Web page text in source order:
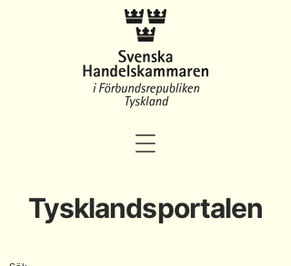
Tysklandsportalen